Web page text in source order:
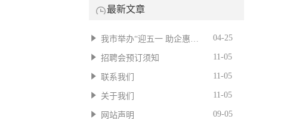
最新文章
我市举办“迎五一 助企惠民”专场招聘会 04-25
招聘会预订须知 11-05
联系我们 11-05
关于我们 11-05
网站声明 09-05